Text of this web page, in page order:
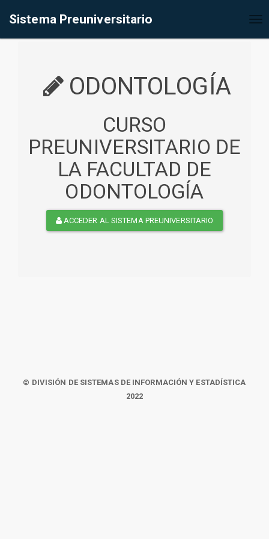
Sistema Preuniversitario
ODONTOLOGÍA
CURSO
PREUNIVERSITARIO DE
LA FACULTAD DE
ODONTOLOGÍA
ACCEDER AL SISTEMA PREUNIVERSITARIO
© DIVISIÓN DE SISTEMAS DE INFORMACIÓN Y ESTADÍSTICA
2022